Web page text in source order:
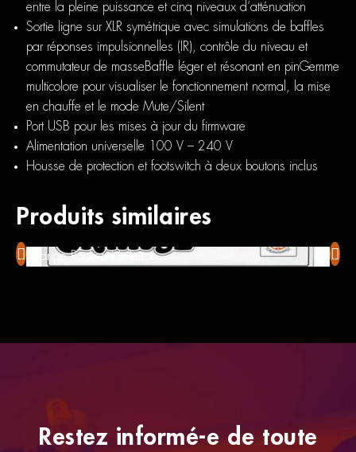
entre la pleine puissance et cinq niveaux d’atténuation
Sortie ligne sur XLR symétrique avec simulations de baffles
par réponses impulsionnelles (IR), contrôle du niveau et
commutateur de masseBaffle léger et résonant en pinGemme
multicolore pour visualiser le fonctionnement normal, la mise
en chauffe et le mode Mute/Silent
Port USB pour les mises à jour du firmware
Alimentation universelle 100 V – 240 V
Housse de protection et footswitch à deux boutons inclus
Produits similaires
Orange Rocker 15 Terror Line
Restez informé-e de toute